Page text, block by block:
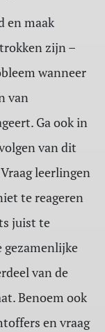
en maak
zijn –
wanneer
van
Ga ook in
van dit
leerlingen
te reageren
juist te
gezamenlijke
van de
Benoem ook
en vraag